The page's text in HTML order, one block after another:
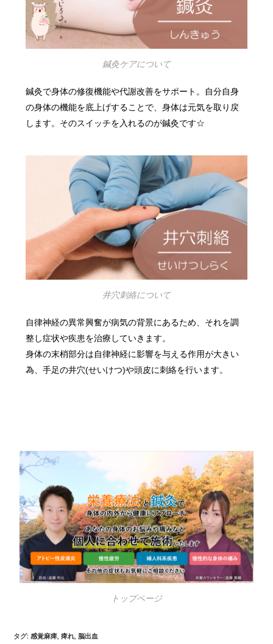
鍼灸ケアについて
鍼灸で身体の修復機能や代謝改善をサポート。自分自身
の身体の機能を底上げすることで、身体は元気を取り戻
します。そのスイッチを入れるのが鍼灸です☆
井穴刺絡について
自律神経の異常興奮が病気の背景にあるため、それを調
整し症状や疾患を治療していきます。
身体の末梢部分は自律神経に影響を与える作用が大きい
為、手足の井穴(せいけつ)や頭皮に刺絡を行います。
トップページ
タグ:感覚麻痺 痺れ 脳出血